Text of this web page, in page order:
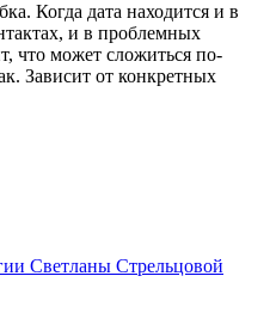
Когда дата находится и в
и в проблемных
что может сложиться по-
Зависит от конкретных
Светланы Стрельцовой